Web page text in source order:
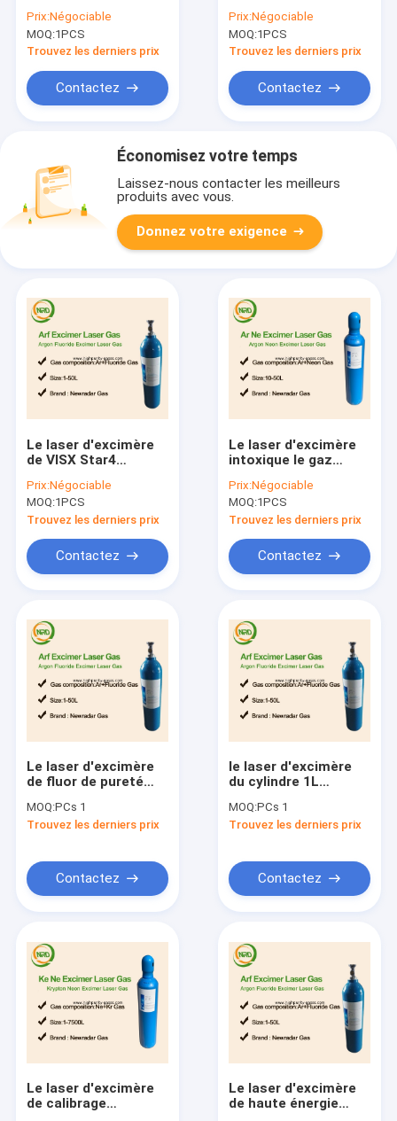
Produits
A propos de nous
Visite d'usine
intoxique des
mélanges de gaz de
néon de krypton
Prix:Négociable
MOQ:1PCS
Trouvez les derniers prix
Contactez
fluorure de krypton
électriques
Prix:Négociable
MOQ:1PCS
Trouvez les derniers prix
Contactez
Économisez votre temps
Laissez-nous contacter les meilleurs
produits avec vous.
Donnez votre exigence
Le laser d'excimère
de VISX Star4
d'ArF de gaz de
prémélange avec la
valve CGA679
Prix:Négociable
MOQ:1PCS
Trouvez les derniers prix
Contactez
Le laser d'excimère
intoxique le gaz
mélanges de krypton
électrique
Prix:Négociable
MOQ:1PCS
Trouvez les derniers prix
Contactez
Le laser d'excimère
de fluor de pureté
intoxique ArF XeF KrF
en tant que chirurgie
MOQ:PCs 1
Trouvez les derniers prix
Contactez
le laser d'excimère
du cylindre 1L
chirurgie F2 AR de
laser d'oeil au
MOQ:PCs 1
Trouvez les derniers prix
Contactez
Le laser d'excimère
de calibrage
Le laser d'excimère
de haute énergie